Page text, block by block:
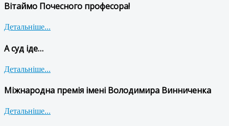
Вітаймо Почесного професора!
Детальніше...
А суд іде…
Детальніше...
Міжнародна премія імені Володимира Винниченка
Детальніше...